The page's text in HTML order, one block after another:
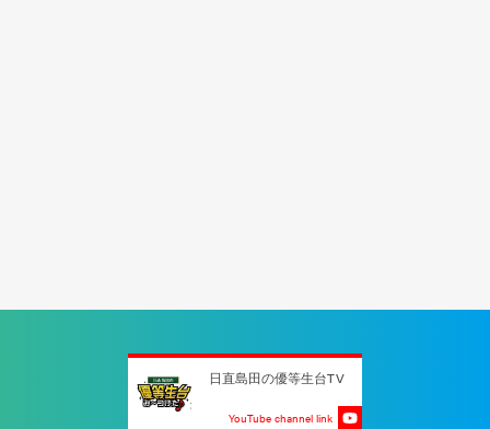
日直島田の優等生台TV
YouTube channel link